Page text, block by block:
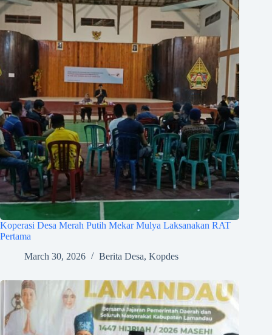
Koperasi Desa Merah Putih Mekar Mulya Laksanakan RAT
Pertama
March 30, 2026
Berita Desa, Kopdes